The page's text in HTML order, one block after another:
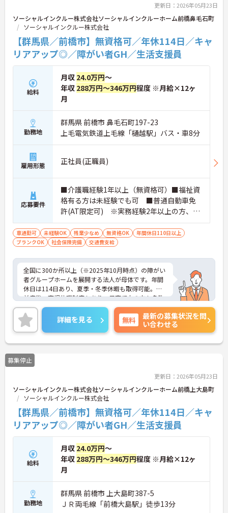
います。複数施設を経験することで培われるマネジ
メント視点は、将来的なエリアマネージャーへのキ
ャリアアップにも直結しており、最新の環境で専門
性を発揮したいプロフェッショナルの方にお勧めで
す。
★おすすめPOINT★
・広域支援員として複数のホームを巡るため、各ホ
ームのパートスタッフの教育やサポートにも携わる
ことができ、現場の介助業務にとどまらず、施設運
営や人材育成の視点を養うことで、将来のエリアマ
ネージャー候補としてのステップアップに直結しま
す。
・定年70歳、再雇用75歳までという業界屈指の制度
があり、20代から60代まで幅広い年代が活躍してい
ます。年間休日も114日確保されているため、無理
なく長期的なキャリアを築いていただけます。
・全施設がバリアフリー設計かつ最新設備を備えて
備」により現場の負担が大幅に軽減されています。
ご利用者様の安全性はもちろん、働くスタッフにと
っても身体的負担が少なく、高いモチベーションを
保って業務に集中できます。
更新日：2026年05月23日
ソーシャルインクルー株式会社ソーシャルインクルーホーム前橋鼻毛石町
ソーシャルインクルー株式会社
【群馬県／前橋市】無資格可／年休114日／キャ
リアアップ◎／障がい者GH／生活支援員
給料
月収 24.0万円～
年収 288万円～346万円程度 ※月給×12ヶ
月
勤務地
群馬県 前橋市 鼻毛石町197-23
上毛電気鉄道上毛線「樋越駅」バス・車8分
雇用形態 正社員(正職員)
応募要件
■介護職経験1年以上（無資格可）■福祉資
格有る方は未経験でも可 ■普通自動車免
許(AT限定可) ※実務経験2年以上の方、障
がい者福祉に関する経験をお持ちの方大歓
迎
車通勤可 未経験OK 残業少なめ 無資格OK
年間休日110日以上
ブランクOK
社会保険完備 交通費支給
全国に300か所以上（※2025年10月時点）の障がい
者グループホームを展開する法人が母体です。年間
休日は114日あり、夏季・冬季休暇も取得可能。産
前産後・育児休暇制度もあり、子育て中の方も多数
活躍中で、ワークライフバランスを大切にしながら
働ける環境が整っています。研修制度や外部勉強会
の受講支援もあり、スキルアップもしっかりサポー
ト。将来的には管理者やエリアマネージャーへのキ
ャリアアップも目指せます。20代から60代まで幅広
い年代のスタッフが活躍しており、和やかな雰囲気
の職場です。介護経験を活かしたい方、福祉の資格
★おすすめPOINT★
・生活支援員からスタートし、サービス管理責任者
やエリアマネージャーへと続く明確なステップアッ
プの道筋が用意されています。急成長中の企業であ
るためポストも豊富にあり、専門性を高めながらマ
ネジメント職への挑戦も視野に入れていただけま
す。
・年間休日114日、残業月平均10時間程度という就
業環境に加え、産前産後休暇や育児休暇制度がしっ
かりと整備されています。オンとオフの切り替えを
明確にし、心身ともに充実した状態で長くご活躍い
ただけます。
・グループホーム一棟あたりの入居者様20名定員を
詳細を見る 無料
最新の募集状況を問
い合わせる
募集停止
更新日：2026年05月23日
ソーシャルインクルー株式会社ソーシャルインクルーホーム前橋上大島町
ソーシャルインクルー株式会社
【群馬県／前橋市】無資格可／年休114日／キャ
リアアップ◎／障がい者GH／生活支援員
給料
月収 24.0万円～
年収 288万円～346万円程度 ※月給×12ヶ
月
勤務地
群馬県 前橋市 上大島町387-5
ＪＲ両毛線「前橋大島駅」徒歩13分